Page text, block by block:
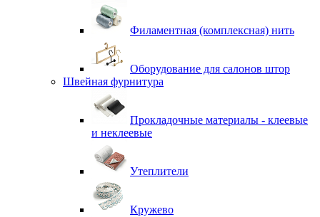
Филаментная (комплексная) нить
Оборудование для салонов штор
Швейная фурнитура
Прокладочные материалы - клеевые
и неклеевые
Утеплители
Кружево